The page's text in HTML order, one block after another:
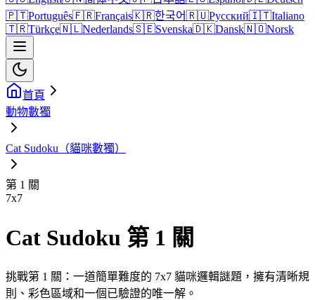
🇵🇹Português🇫🇷Français🇰🇷한국어🇷🇺Русский🇮🇹Italiano
🇹🇷Türkçe🇳🇱Nederlands🇸🇪Svenska🇩🇰Dansk🇳🇴Norsk
首頁
動物數獨
Cat Sudoku（貓咪數獨）
第 1 關
7x7
Cat Sudoku 第 1 關
挑戰第 1 關：一道簡單難度的 7x7 貓咪邏輯謎題，擁有清晰規
則、彩色區域和一個已驗證的唯一解。